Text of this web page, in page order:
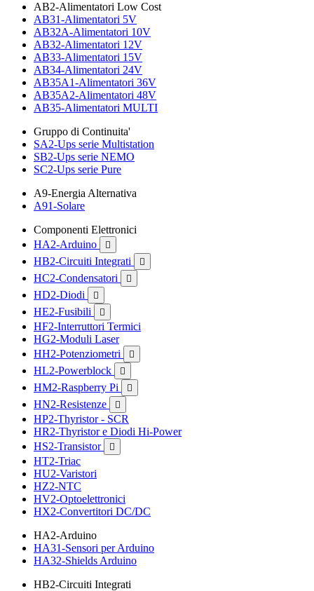
AB2-Alimentatori Low Cost
AB31-Alimentatori 5V
AB32A-Alimentatori 10V
AB32-Alimentatori 12V
AB33-Alimentatori 15V
AB34-Alimentatori 24V
AB35A1-Alimentatori 36V
AB35A2-Alimentatori 48V
AB35-Alimentatori MULTI
Gruppo di Continuita'
SA2-Ups serie Multistation
SB2-Ups serie NEMO
SC2-Ups serie Pure
A9-Energia Alternativa
A91-Solare
Componenti Elettronici
HA2-Arduino

HB2-Circuiti Integrati 
HC2-Condensatori 
HD2-Diodi 
HE2-Fusibili 
HF2-Interruttori Termici
HG2-Moduli Laser
HH2-Potenziometri

HL2-Powerblock 
HM2-Raspberry Pi 
HN2-Resistenze 
HP2-Thyristor - SCR
HR2-Thyristor e Diodi Hi-Power
HS2-Transistor

HT2-Triac
HU2-Varistori
HZ2-NTC
HV2-Optoelettronici
HX2-Convertitori DC/DC
HA2-Arduino
HA31-Sensori per Arduino
HA32-Shields Arduino
HB2-Circuiti Integrati